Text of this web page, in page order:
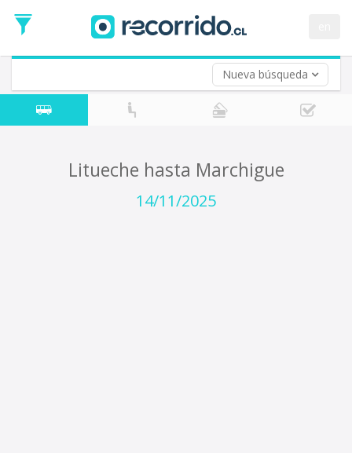
Nueva búsqueda
de
Ida
Vuelta (opcional)
Fecha
de
Litueche hasta Marchigue
14/11/2025